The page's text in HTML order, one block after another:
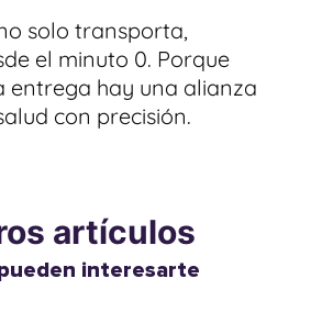
solo transporta,
el minuto 0. Porque
entrega hay una alianza
con precisión.
artículos
interesarte